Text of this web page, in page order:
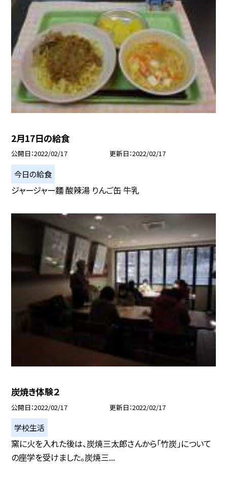
2月17日の給食
公開日 2022/02/17 更新日 2022/02/17
今日の給食
ジャージャー麵 酸辣湯 りんご缶 牛乳
炭焼き体験２
公開日 2022/02/17 更新日 2022/02/17
学校生活
窯に火を入れた後は、炭焼三太郎さんから「竹炭」について
の座学を受けました。炭焼三...